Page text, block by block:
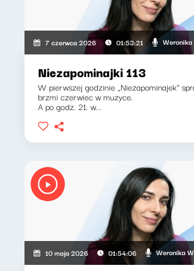
7 czerwca 2026 01:53:21
Niezapominajki 113
W pierwszej godzinie „Niezapominajek"
brzmi czerwiec w muzyce.
A po godz. 21. w...
10 maja 2026 01:54:06 Weronika